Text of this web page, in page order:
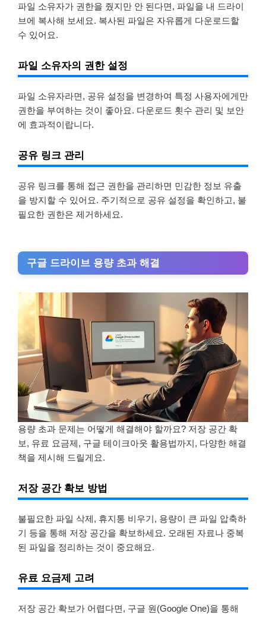
파일 소유자가 권한을 줬지만 안 된다면, 파일을 내 드라이
브에 복사해 보세요. 복사된 파일은 자유롭게 다운로드할
수 있어요.
파일 소유자의 권한 설정
파일 소유자라면, 공유 설정을 변경하여 특정 사용자에게만
권한을 부여하는 것이 좋아요. 다운로드 횟수 관리 및 보안
에 효과적이랍니다.
공유 링크 관리
공유 링크를 통해 접근 권한을 관리하면 민감한 정보 유출
을 방지할 수 있어요. 주기적으로 공유 설정을 확인하고, 불
필요한 권한은 제거하세요.
구글 드라이브 용량 초과 해결
용량 초과 문제는 어떻게 해결해야 할까요? 저장 공간 확
보, 유료 요금제, 구글 테이크아웃 활용법까지, 다양한 해결
책을 제시해 드릴게요.
저장 공간 확보 방법
불필요한 파일 삭제, 휴지통 비우기, 용량이 큰 파일 압축하
기 등을 통해 저장 공간을 확보하세요. 오래된 자료나 중복
된 파일을 정리하는 것이 중요해요.
유료 요금제 고려
저장 공간 확보가 어렵다면, 구글 원(Google One)을 통해